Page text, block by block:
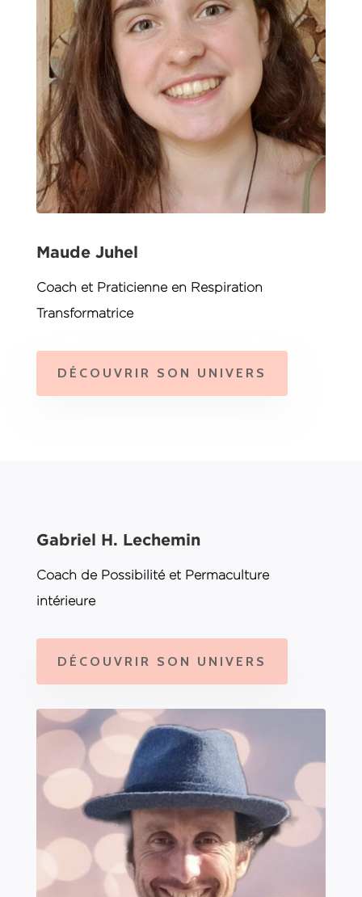
Maude Juhel
Coach et Praticienne en Respiration
Transformatrice
DÉCOUVRIR SON UNIVERS
Gabriel H. Lechemin
Coach de Possibilité et Permaculture
intérieure
DÉCOUVRIR SON UNIVERS